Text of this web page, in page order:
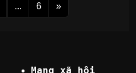
... 6 »
Mạng xã hội